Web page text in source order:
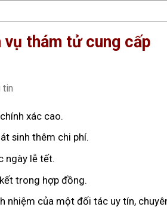
thám tử cung cấp
xác cao.
sinh thêm chi phí.
ngày lễ tết.
trong hợp đồng.
nhiệm của một đối tác uy tín,